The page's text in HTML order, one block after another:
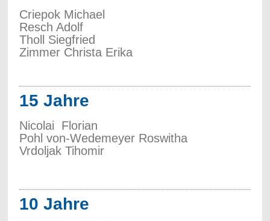
Criepok Michael
Resch Adolf
Tholl Siegfried
Zimmer Christa Erika
15 Jahre
Nicolai Florian
Pohl von-Wedemeyer Roswitha
Vrdoljak Tihomir
10 Jahre